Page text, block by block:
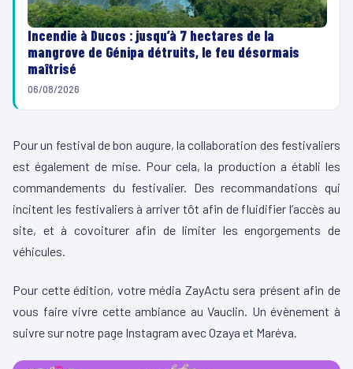
Incendie à Ducos : jusqu’à 7 hectares de la
mangrove de Génipa détruits, le feu désormais
maîtrisé
06/08/2026
Pour un festival de bon augure, la collaboration des festivaliers
est également de mise. Pour cela, la production a établi les
commandements du festivalier. Des recommandations qui
incitent les festivaliers à arriver tôt afin de fluidifier l’accès au
site, et à covoiturer afin de limiter les engorgements de
véhicules.
Pour cette édition, votre média ZayActu sera présent afin de
vous faire vivre cette ambiance au Vauclin. Un évènement à
suivre sur notre page Instagram avec Ozaya et Maréva.